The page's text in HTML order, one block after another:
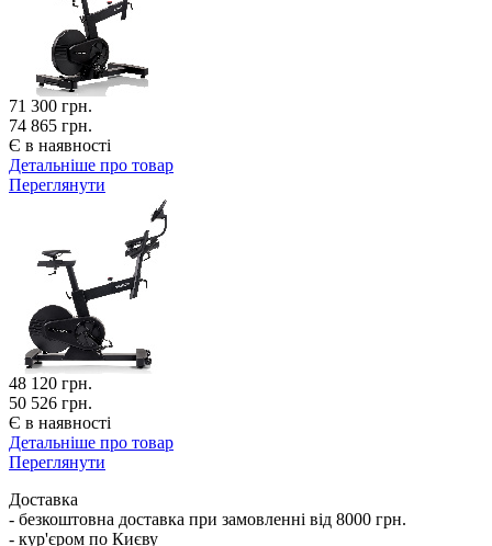
71 300 грн.
74 865 грн.
Є в наявності
Детальніше про товар
Переглянути
48 120 грн.
50 526 грн.
Є в наявності
Детальніше про товар
Переглянути
Доставка
- безкоштовна доставка при замовленні від 8000 грн.
- кур'єром по Києву